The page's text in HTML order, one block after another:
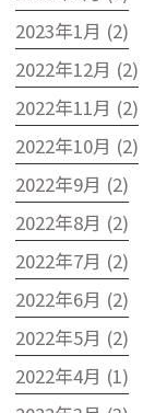
2023年1月 (2)
2022年12月 (2)
2022年11月 (2)
2022年10月 (2)
2022年9月 (2)
2022年8月 (2)
2022年7月 (2)
2022年6月 (2)
2022年5月 (2)
2022年4月 (1)